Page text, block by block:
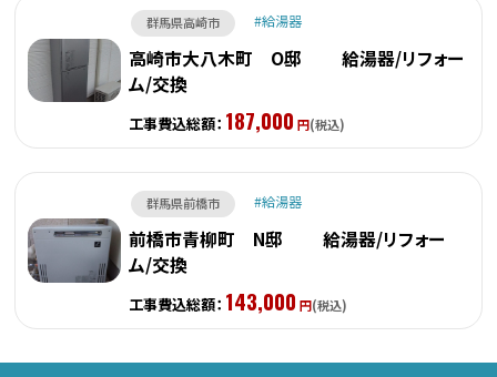
群馬県高崎市 給湯器
高崎市大八木町 O邸 給湯器/リフォー
ム/交換
工事費込総額： 187,000 円(税込)
群馬県前橋市 給湯器
前橋市青柳町 N邸 給湯器/リフォー
ム/交換
工事費込総額： 143,000 円(税込)